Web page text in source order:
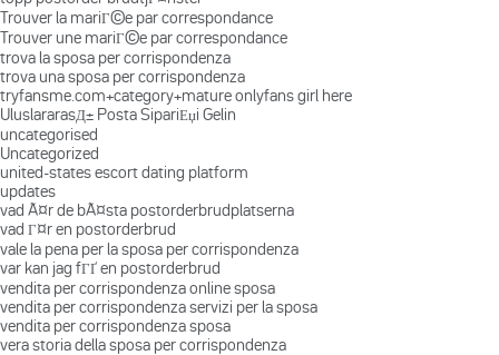
Trouver la mariГ©e par correspondance
Trouver une mariГ©e par correspondance
trova la sposa per corrispondenza
trova una sposa per corrispondenza
tryfansme.com+category+mature onlyfans girl here
UluslararasД± Posta SipariЕџi Gelin
uncategorised
Uncategorized
united-states escort dating platform
updates
vad Ã¤r de bÃ¤sta postorderbrudplatserna
vad Г¤r en postorderbrud
vale la pena per la sposa per corrispondenza
var kan jag fГҐ en postorderbrud
vendita per corrispondenza online sposa
vendita per corrispondenza servizi per la sposa
vendita per corrispondenza sposa
vera storia della sposa per corrispondenza